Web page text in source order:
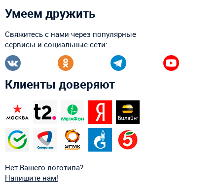
Умеем дружить
Свяжитесь с нами через популярные
сервисы и социальные сети:
Клиенты доверяют
Нет Вашего логотипа?
Напишите нам!